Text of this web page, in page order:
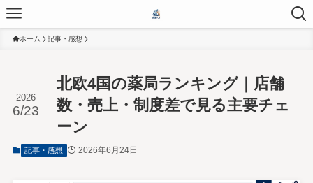
ホーム 記事・感想
北欧4国の薬局ランキング｜店舗
数・売上・制度差で見る主要チェ
ーン
2026
6/23
記事・感想 2026年6月24日